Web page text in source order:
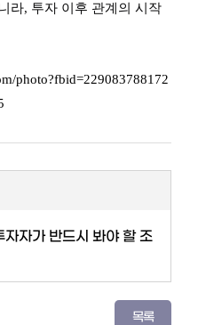
라, 투자 이후 관계의 시작
photo?fbid=229083788172
자가 반드시 봐야 할 조